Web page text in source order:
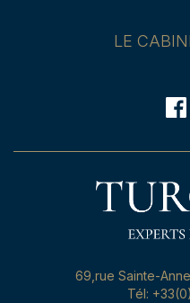
LE
69,rue Sainte-
Tél: